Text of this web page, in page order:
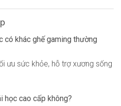
có khác ghế gaming thường
ưu sức khỏe, hỗ trợ xương sống
học cao cấp không?